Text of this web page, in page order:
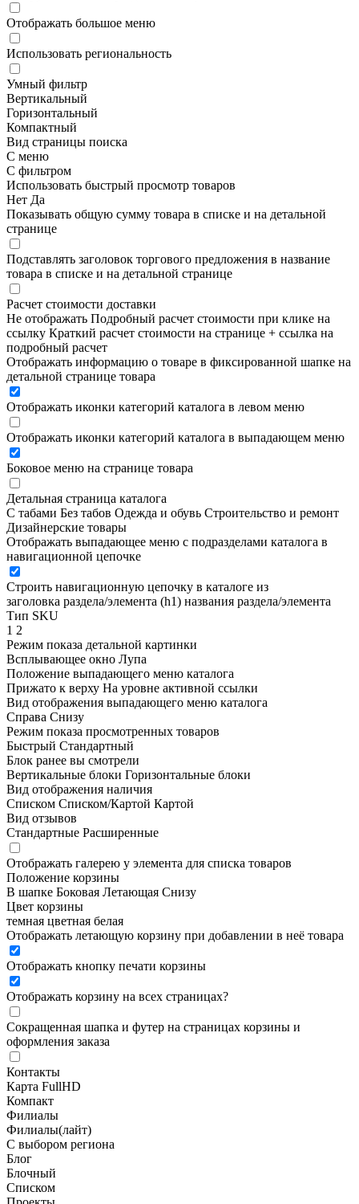
Отображать большое меню
Использовать региональность
Умный фильтр
Вертикальный
Горизонтальный
Компактный
Вид страницы поиска
С меню
С фильтром
Использовать быстрый просмотр товаров
Нет Да
Показывать общую сумму товара в списке и на детальной
странице
Подставлять заголовок торгового предложения в название
товара в списке и на детальной странице
Расчет стоимости доставки
Не отображать Подробный расчет стоимости при клике на
ссылку Краткий расчет стоимости на странице + ссылка на
подробный расчет
Отображать информацию о товаре в фиксированной шапке на
детальной странице товара
Отображать иконки категорий каталога в левом меню
Отображать иконки категорий каталога в выпадающем меню
Боковое меню на странице товара
Детальная страница каталога
С табами Без табов Одежда и обувь Строительство и ремонт
Дизайнерские товары
Отображать выпадающее меню с подразделами каталога в
навигационной цепочке
Строить навигационную цепочку в каталоге из
заголовка раздела/элемента (h1) названия раздела/элемента
Тип SKU
1 2
Режим показа детальной картинки
Всплывающее окно Лупа
Положение выпадающего меню каталога
Прижато к верху На уровне активной ссылки
Вид отображения выпадающего меню каталога
Справа Снизу
Режим показа просмотренных товаров
Быстрый Стандартный
Блок ранее вы смотрели
Вертикальные блоки Горизонтальные блоки
Вид отображения наличия
Списком Списком/Картой Картой
Вид отзывов
Стандартные Расширенные
Отображать галерею у элемента для списка товаров
Положение корзины
В шапке Боковая Летающая Снизу
Цвет корзины
темная цветная белая
Отображать летающую корзину при добавлении в неё товара
Отображать кнопку печати корзины
Отображать корзину на всех страницах?
Сокращенная шапка и футер на страницах корзины и
оформления заказа
Контакты
Карта FullHD
Компакт
Филиалы
Филиалы(лайт)
С выбором региона
Блог
Блочный
Списком